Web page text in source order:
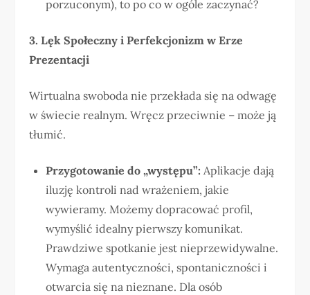
porzuconym), to po co w ogóle zaczynać?
3. Lęk Społeczny i Perfekcjonizm w Erze
Prezentacji
Wirtualna swoboda nie przekłada się na odwagę
w świecie realnym. Wręcz przeciwnie – może ją
tłumić.
Przygotowanie do „występu”: Aplikacje dają
iluzję kontroli nad wrażeniem, jakie
wywieramy. Możemy dopracować profil,
wymyślić idealny pierwszy komunikat.
Prawdziwe spotkanie jest nieprzewidywalne.
Wymaga autentyczności, spontaniczności i
otwarcia się na nieznane. Dla osób